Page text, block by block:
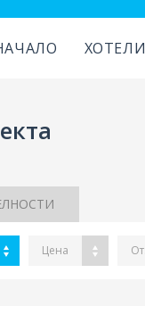
ХОТЕЛИ
Цена